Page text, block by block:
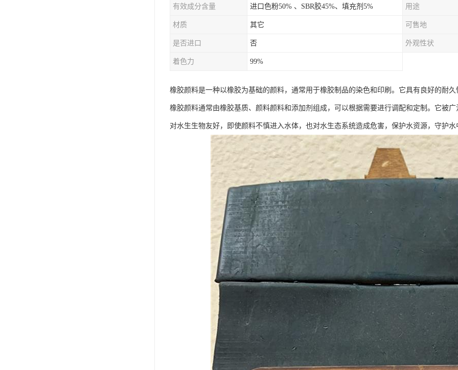
有效成分含量 进口色粉50% 、SBR胶45%、填充剂5% 用途
材质 其它 可售地
是否进口 否 外观性状
着色力 99%
橡胶颜料是一种以橡胶为基础的颜料，通常用于橡胶制品的染色和印刷。它具有良好的耐
橡胶颜料通常由橡胶基质、颜料颜料和添加剂组成，可以根据需要进行调配和定制。它被
对水生生物友好，即使颜料不慎进入水体，也对水生态系统造成危害，保护水资源，守护水